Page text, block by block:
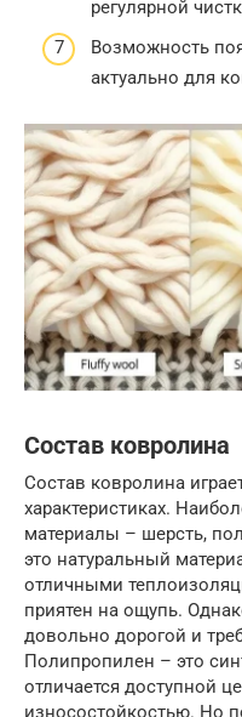
регулярной
Возможность
актуально для
Состав ковролина
Состав ковролина
характеристиках.
материалы – шерсть,
это натуральный
отличными
приятен на ощупь.
довольно дорогой и
Полипропилен – это
отличается доступной
износостойкостью. Но